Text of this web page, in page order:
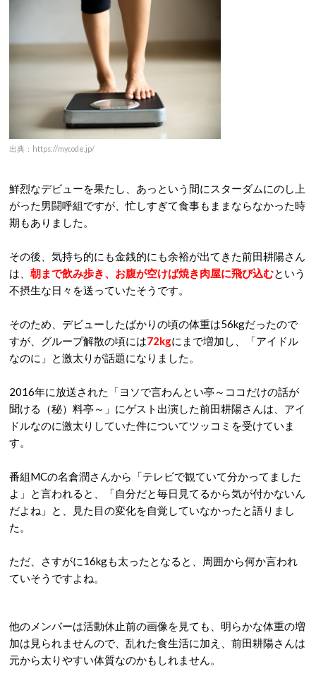
出典：https://mycode.jp/
鮮烈なデビューを果たし、あっという間にスターダムにのし上
がった男闘呼組ですが、忙しすぎて食事もままならなかった時
期もありました。
その後、気持ち的にも金銭的にも余裕が出てきた前田耕陽さん
は、 朝まで飲み歩き、お腹が空けば焼き肉屋に飛び込むという
不摂生な日々を送っていたそうです。
そのため、デビューしたばかりの頃の体重は56kgだったので
すが、グループ解散の頃には72kgにまで増加し、「アイドル
なのに」と激太りが話題になりました。
2016年に放送された「ヨソで言わんとい亭～ココだけの話が
聞ける（秘）料亭～」にゲスト出演した前田耕陽さんは、アイ
ドルなのに激太りしていた件についてツッコミを受けていま
す。
番組MCの名倉潤さんから「テレビで観ていて分かってました
よ」と言われると、「自分だと毎日見てるから気が付かないん
だよね」と、見た目の変化を自覚していなかったと語りまし
た。
ただ、さすがに16kgも太ったとなると、周囲から何か言われ
ていそうですよね。
他のメンバーは活動休止前の画像を見ても、明らかな体重の増
加は見られませんので、乱れた食生活に加え、前田耕陽さんは
元から太りやすい体質なのかもしれません。